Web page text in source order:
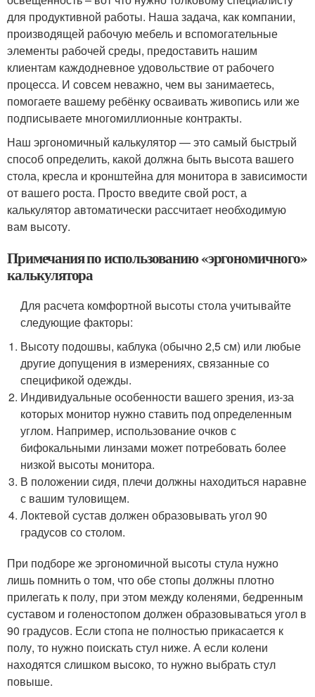
для продуктивной работы. Наша задача, как компании,
производящей рабочую мебель и вспомогательные
элементы рабочей среды, предоставить нашим
клиентам каждодневное удовольствие от рабочего
процесса. И совсем неважно, чем вы занимаетесь,
помогаете вашему ребёнку осваивать живопись или же
подписываете многомиллионные контракты.
Наш эргономичный калькулятор — это самый быстрый
способ определить, какой должна быть высота вашего
стола, кресла и кронштейна для монитора в зависимости
от вашего роста. Просто введите свой рост, а
калькулятор автоматически рассчитает необходимую
вам высоту.
Примечания по использованию «эргономичного»
калькулятора
Для расчета комфортной высоты стола учитывайте
следующие факторы:
Высоту подошвы, каблука (обычно 2,5 см) или любые
другие допущения в измерениях, связанные со
спецификой одежды.
Индивидуальные особенности вашего зрения, из-за
которых монитор нужно ставить под определенным
углом. Например, использование очков с
бифокальными линзами может потребовать более
низкой высоты монитора.
В положении сидя, плечи должны находиться наравне
с вашим туловищем.
Локтевой сустав должен образовывать угол 90
градусов со столом.
При подборе же эргономичной высоты стула нужно
лишь помнить о том, что обе стопы должны плотно
прилегать к полу, при этом между коленями, бедренным
суставом и голеностопом должен образовываться угол в
90 градусов. Если стопа не полностью прикасается к
полу, то нужно поискать стул ниже. А если колени
находятся слишком высоко, то нужно выбрать стул
повыше.